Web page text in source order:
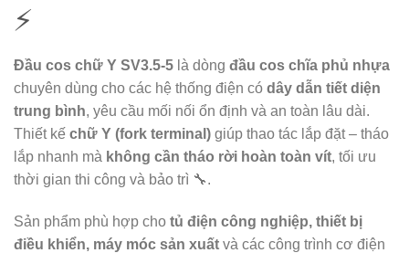
⚡
Đầu cos chữ Y SV3.5-5 là dòng đầu cos chĩa phủ nhựa
chuyên dùng cho các hệ thống điện có dây dẫn tiết diện
trung bình, yêu cầu mối nối ổn định và an toàn lâu dài.
Thiết kế chữ Y (fork terminal) giúp thao tác lắp đặt – tháo
lắp nhanh mà không cần tháo rời hoàn toàn vít, tối ưu
thời gian thi công và bảo trì 🔧.
Sản phẩm phù hợp cho tủ điện công nghiệp, thiết bị
điều khiển, máy móc sản xuất và các công trình cơ điện